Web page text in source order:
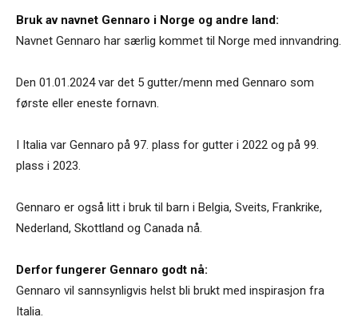
Bruk av navnet Gennaro i Norge og andre land:
Navnet Gennaro har særlig kommet til Norge med innvandring.
Den 01.01.2024 var det 5 gutter/menn med Gennaro som
første eller eneste fornavn.
I Italia var Gennaro på 97. plass for gutter i 2022 og på 99.
plass i 2023.
Gennaro er også litt i bruk til barn i Belgia, Sveits, Frankrike,
Nederland, Skottland og Canada nå.
Derfor fungerer Gennaro godt nå:
Gennaro vil sannsynligvis helst bli brukt med inspirasjon fra
Italia.